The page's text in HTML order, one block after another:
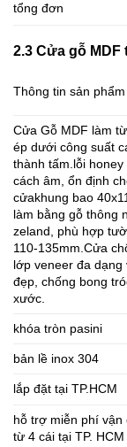
tổng đơn
2.3 Cửa gỗ MDF
Thông tin sản phẩm
Cửa Gỗ MDF làm
ép dưới công suất
thành tấm.lỗi honey
cách âm, ổn định
cửakhung bao
làm bằng gỗ thông
zeland, phù hợp
110-135mm.Cửa
lớp veneer đa dạng
đẹp, chống bong
xước.
khóa tròn pasini
bản lề inox 304
lắp đặt tại TP.HCM
hỗ trợ miễn phí vận
từ 4 cái tại TP. HCM